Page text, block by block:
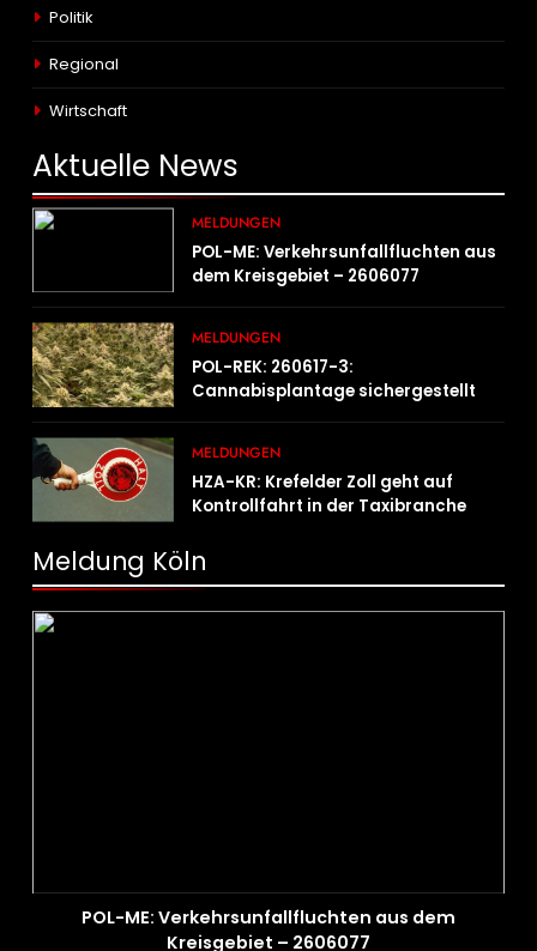
Politik
Regional
Wirtschaft
Aktuelle News
MELDUNGEN
POL-ME: Verkehrsunfallfluchten aus
dem Kreisgebiet – 2606077
MELDUNGEN
POL-REK: 260617-3:
Cannabisplantage sichergestellt
MELDUNGEN
HZA-KR: Krefelder Zoll geht auf
Kontrollfahrt in der Taxibranche
Meldung Köln
POL-ME: Verkehrsunfallfluchten aus dem
Kreisgebiet – 2606077